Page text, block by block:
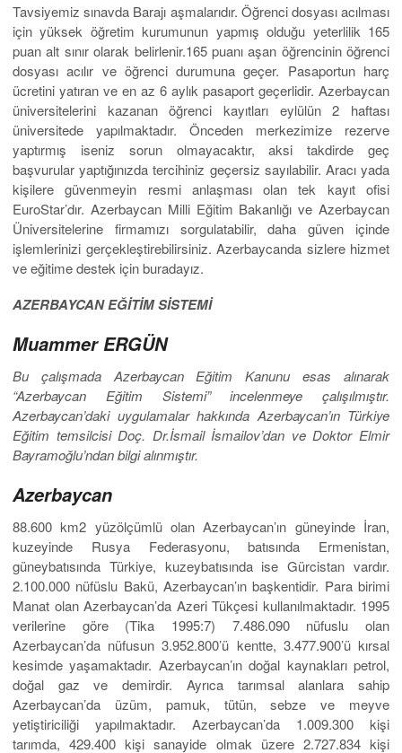
Tavsiyemiz sınavda Barajı aşmalarıdır. Öğrenci dosyası acılması
için yüksek öğretim kurumunun yapmış olduğu yeterlilik 165
puan alt sınır olarak belirlenir.165 puanı aşan öğrencinin öğrenci
dosyası acılır ve öğrenci durumuna geçer. Pasaportun harç
ücretini yatıran ve en az 6 aylık pasaport geçerlidir. Azerbaycan
üniversitelerini kazanan öğrenci kayıtları eylülün 2 haftası
üniversitede yapılmaktadır. Önceden merkezimize rezerve
yaptırmış iseniz sorun olmayacaktır, aksi takdirde geç
başvurular yaptığınızda tercihiniz geçersiz sayılabilir. Aracı yada
kişilere güvenmeyin resmi anlaşması olan tek kayıt ofisi
EuroStar’dır. Azerbaycan Milli Eğitim Bakanlığı ve Azerbaycan
Üniversitelerine firmamızı sorgulatabilir, daha güven içinde
işlemlerinizi gerçekleştirebilirsiniz. Azerbaycanda sizlere hizmet
ve eğitime destek için buradayız.
AZERBAYCAN EĞİTİM SİSTEMİ
Muammer ERGÜN
Bu çalışmada Azerbaycan Eğitim Kanunu esas alınarak
“Azerbaycan Eğitim Sistemi” incelenmeye çalışılmıştır.
Azerbaycan’daki uygulamalar hakkında Azerbaycan’ın Türkiye
Eğitim temsilcisi Doç. Dr.İsmail İsmailov’dan ve Doktor Elmir
Bayramoğlu’ndan bilgi alınmıştır.
Azerbaycan
88.600 km2 yüzölçümlü olan Azerbaycan’ın güneyinde İran,
kuzeyinde Rusya Federasyonu, batısında Ermenistan,
güneybatısında Türkiye, kuzeybatısında ise Gürcistan vardır.
2.100.000 nüfüslu Bakü, Azerbaycan’ın başkentidir. Para birimi
Manat olan Azerbaycan’da Azeri Tükçesi kullanılmaktadır. 1995
verilerine göre (Tika 1995:7) 7.486.090 nüfuslu olan
Azerbaycan’da nüfusun 3.952.800’ü kentte, 3.477.900’ü kırsal
kesimde yaşamaktadır. Azerbaycan’ın doğal kaynakları petrol,
doğal gaz ve demirdir. Ayrıca tarımsal alanlara sahip
Azerbaycan’da üzüm, pamuk, tütün, sebze ve meyve
yetiştiriciliği yapılmaktadır. Azerbaycan’da 1.009.300 kişi
tarımda, 429.400 kişi sanayide olmak üzere 2.727.834 kişi